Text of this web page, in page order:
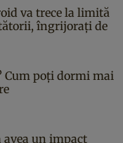
va trece la limită
îngrijorați de
Cum poți dormi mai
avea un impact